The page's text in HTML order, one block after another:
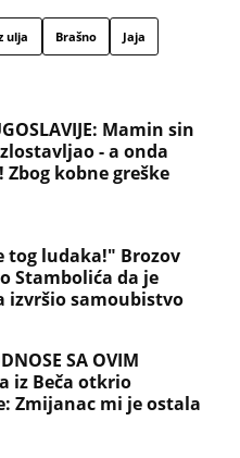
ulja Brašno Jaja
Mamin sin
- a onda
Zbog kobne greške
tog ludaka!" Brozov
Stambolića da je
izvršio samoubistvo
SA OVIM
iz Beča otkrio
Zmijanac mi je ostala